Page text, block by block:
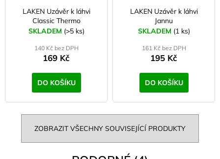
LAKEN Uzávěr k láhvi
Classic Thermo
SKLADEM (>5 ks)
140 Kč bez DPH
169 Kč
DO KOŠÍKU
LAKEN Uzávěr k láhvi
Jannu
SKLADEM (1 ks)
161 Kč bez DPH
195 Kč
DO KOŠÍKU
ZOBRAZIT VŠECHNY SOUVISEJÍCÍ PRODUKTY